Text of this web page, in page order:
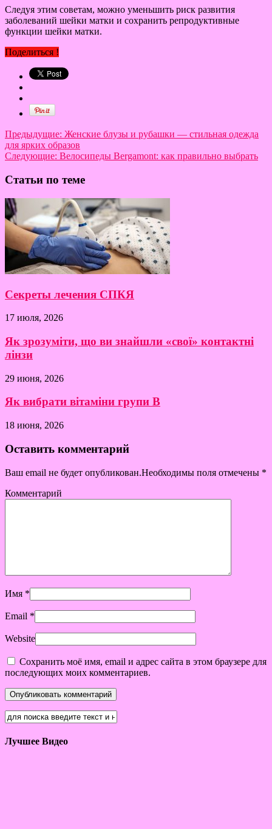
Следуя этим советам, можно уменьшить риск развития
заболеваний шейки матки и сохранить репродуктивные
функции шейки матки.
Поделиться !
Предыдущие: Женские блузы и рубашки — стильная одежда
для ярких образов
Следующие: Велосипеды Bergamont: как правильно выбрать
Статьи по теме
Секреты лечения СПКЯ
17 июля, 2026
Як зрозуміти, що ви знайшли «свої» контактні
лінзи
29 июня, 2026
Як вибрати вітаміни групи B
18 июня, 2026
Оставить комментарий
Ваш email не будет опубликован.Необходимы поля отмечены *
Комментарий
Имя *
Email *
Website
Сохранить моё имя, email и адрес сайта в этом браузере для
последующих моих комментариев.
Лучшее Видео